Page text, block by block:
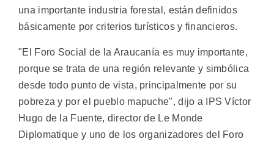
una importante industria forestal, están definidos
básicamente por criterios turísticos y financieros.
"El Foro Social de la Araucanía es muy importante,
porque se trata de una región relevante y simbólica
desde todo punto de vista, principalmente por su
pobreza y por el pueblo mapuche", dijo a IPS Víctor
Hugo de la Fuente, director de Le Monde
Diplomatique y uno de los organizadores del Foro